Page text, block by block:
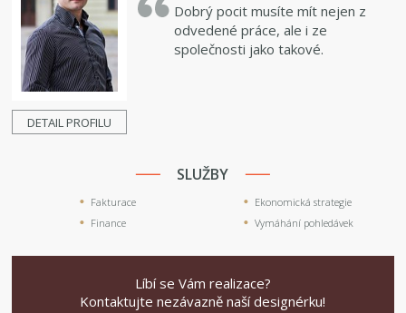
DETAIL PROFILU
Dobrý pocit musíte mít nejen z
odvedené práce, ale i ze
společnosti jako takové.
SLUŽBY
Fakturace
Finance
Ekonomická strategie
Vymáhání pohledávek
Líbí se Vám realizace?
Kontaktujte nezávazně naší designérku!